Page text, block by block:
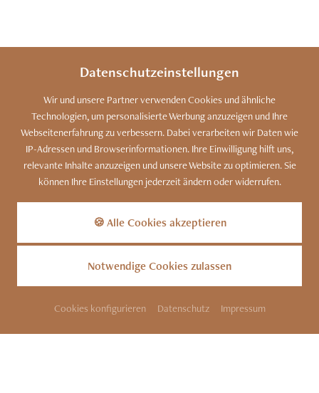
Datenschutzeinstellungen
Wir und unsere Partner verwenden Cookies und ähnliche
Technologien, um personalisierte Werbung anzuzeigen und Ihre
Webseitenerfahrung zu verbessern. Dabei verarbeiten wir Daten wie
IP-Adressen und Browserinformationen. Ihre Einwilligung hilft uns,
relevante Inhalte anzuzeigen und unsere Website zu optimieren. Sie
können Ihre Einstellungen jederzeit ändern oder widerrufen.
🍪 Alle Cookies akzeptieren
Notwendige Cookies zulassen
Cookies konfigurieren Datenschutz Impressum
Zu den Luxus-Chalets
SITEMAP KONTAKT
IMPRESSUM
DATENSCHUTZ
COOKIES
BARRIEREFREIHEIT
INFOS
PARTNER
DATENSCHUTZ
Dieser Inhalt ist nur
sichtbar wenn Sie Cookies